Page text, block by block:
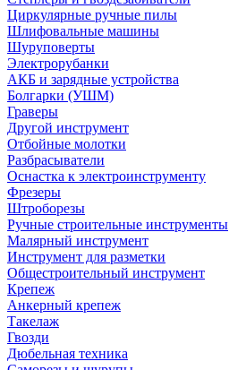
Циркулярные ручные пилы
Шлифовальные машины
Шуруповерты
Электрорубанки
АКБ и зарядные устройства
Болгарки (УШМ)
Граверы
Другой инструмент
Отбойные молотки
Разбрасыватели
Оснастка к электроинструменту
Фрезеры
Штроборезы
Ручные строительные инструменты
Малярный инструмент
Инструмент для разметки
Общестроительный инструмент
Крепеж
Анкерный крепеж
Такелаж
Гвозди
Дюбельная техника